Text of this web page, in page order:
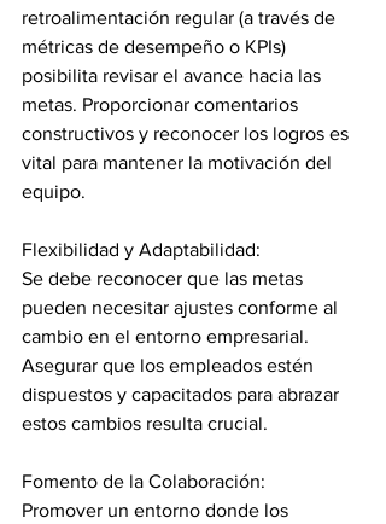
retroalimentación regular (a través de
métricas de desempeño o KPIs)
posibilita revisar el avance hacia las
metas. Proporcionar comentarios
constructivos y reconocer los logros es
vital para mantener la motivación del
equipo.
Flexibilidad y Adaptabilidad:
Se debe reconocer que las metas
pueden necesitar ajustes conforme al
cambio en el entorno empresarial.
Asegurar que los empleados estén
dispuestos y capacitados para abrazar
estos cambios resulta crucial.
Fomento de la Colaboración:
Promover un entorno donde los